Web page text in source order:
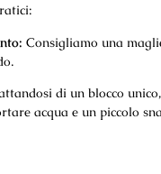
Consigliamo una
di un blocco
acqua e un piccolo